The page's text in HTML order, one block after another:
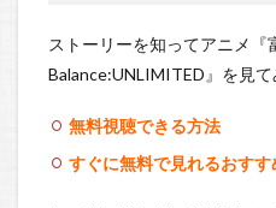
ストーリーを知ってアニメ『
Balance:UNLIMITED』を見て
無料視聴できる方法
すぐに無料で見れるおすす